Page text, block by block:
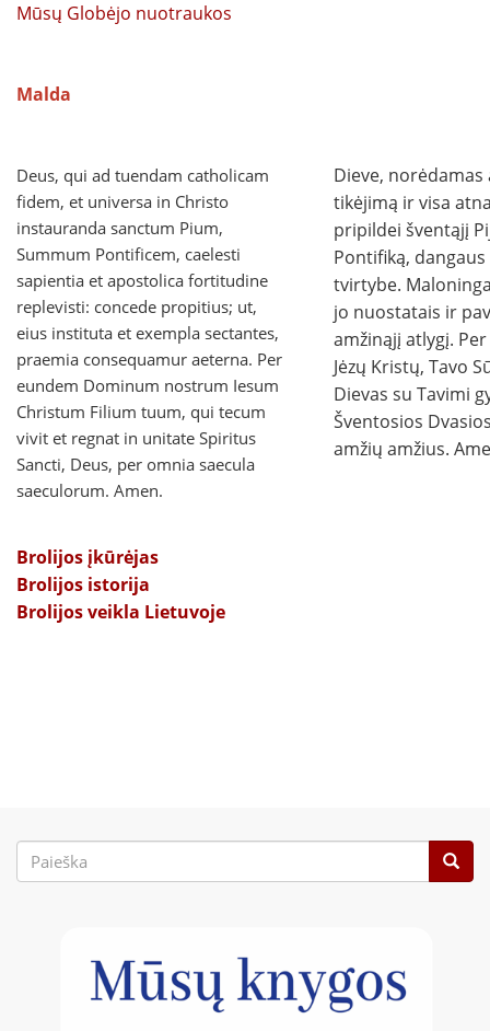
Mūsų Globėjo nuotraukos
Malda
Deus, qui ad tuendam catholicam
fidem, et universa in Christo
instauranda sanctum Pium,
Summum Pontificem, caelesti
sapientia et apostolica fortitudine
replevisti: concede propitius; ut,
eius instituta et exempla sectantes,
praemia consequamur aeterna. Per
eundem Dominum nostrum Iesum
Christum Filium tuum, qui tecum
vivit et regnat in unitate Spiritus
Sancti, Deus, per omnia saecula
saeculorum. Amen.
Dieve,
tikėjimą ir visa
pripildei šventąjį
Pontifiką,
tvirtybe.
jo nuostatais ir
amžinąjį atlygį.
Jėzų Kristų, Tavo
Dievas su Tavimi
Šventosios
amžių amžius.
Brolijos įkūrėjas
Brolijos istorija
Brolijos veikla Lietuvoje
Paieškos